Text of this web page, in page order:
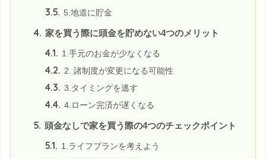
3.5. 5.地道に貯金
4. 家を買う際に頭金を貯めない4つのメリット
4.1. 1.手元のお金が少なくなる
4.2. 2. 諸制度が変更になる可能性
4.3. 3.タイミングを逃す
4.4. 4.ローン完済が遅くなる
5. 頭金なしで家を買う際の4つのチェックポイント
5.1. 1.ライフプランを考えよう